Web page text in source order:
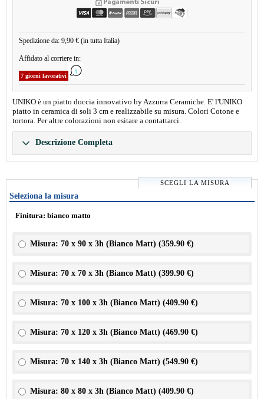
Spedizione da: 9,90 € (in tutta Italia)
Affidato al corriere in:
7 giorni lavorativi
UNIKO è un piatto doccia innovativo by Azzurra Ceramiche. E' l'UNIKO
piatto in ceramica di soli 3 cm e realizzabile su misura. Colori Cotone e
tortora. Per altre colorazioni non esitare a contattarci.
Descrizione Completa
SCEGLI LA MISURA
Seleziona la misura
Finitura: bianco matto
Misura: 70 x 90 x 3h (Bianco Matt) (359.90 €)
Misura: 70 x 70 x 3h (Bianco Matt) (399.90 €)
Misura: 70 x 100 x 3h (Bianco Matt) (409.90 €)
Misura: 70 x 120 x 3h (Bianco Matt) (469.90 €)
Misura: 70 x 140 x 3h (Bianco Matt) (549.90 €)
Misura: 80 x 80 x 3h (Bianco Matt) (409.90 €)